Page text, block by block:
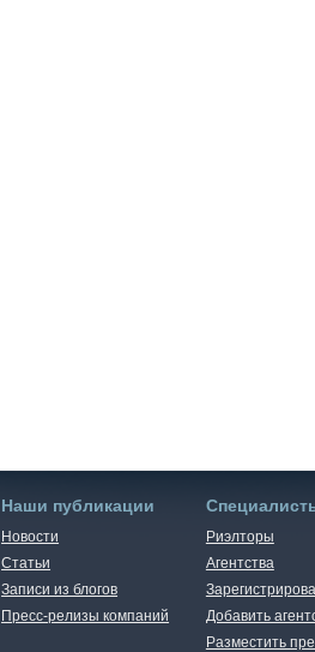
Наши публикации
Новости
Статьи
Записи из блогов
Пресс-релизы компаний
Риэлторы
Агентства
Добавить
Разместить